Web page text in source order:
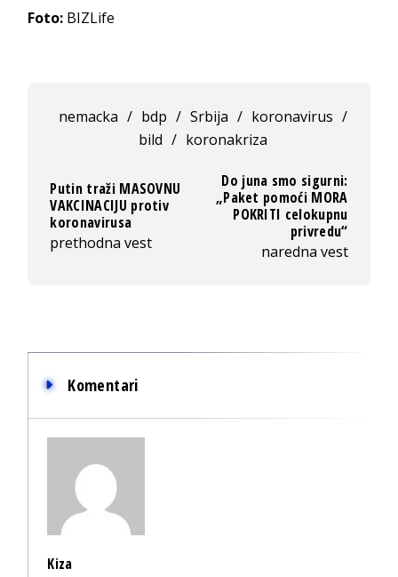
Foto: BIZLife
nemacka / bdp / Srbija / koronavirus /
bild / koronakriza
Putin traži MASOVNU
VAKCINACIJU protiv
koronavirusa
prethodna vest
Do juna smo sigurni:
„Paket pomoći MORA
POKRITI celokupnu
privredu“
naredna vest
Komentari
Kiza